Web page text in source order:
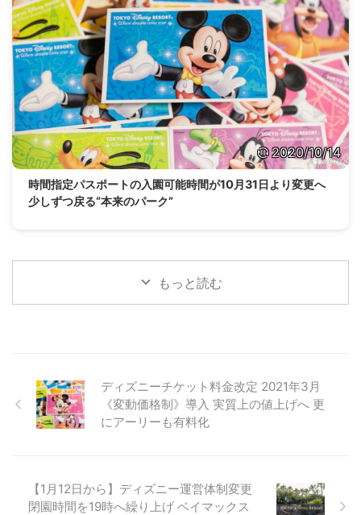
2020/10/14
時間指定パスポートの入園可能時間が10月31日より変更へ
少しずつ戻る“本来のパーク”
もっと読む
ディズニーチケット料金改定 2021年3月
《変動価格制》導入 実質上の値上げへ 更
にアーリーも有料化
【1月12日から】ディズニー運営体制変更
閉園時間を19時へ繰り上げ ベイマックス